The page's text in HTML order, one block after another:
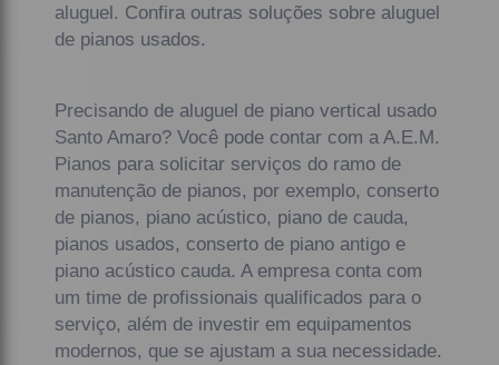
aluguel. Confira outras soluções sobre aluguel
de pianos usados.
Precisando de aluguel de piano vertical usado
Santo Amaro? Você pode contar com a A.E.M.
Pianos para solicitar serviços do ramo de
manutenção de pianos, por exemplo, conserto
de pianos, piano acústico, piano de cauda,
pianos usados, conserto de piano antigo e
piano acústico cauda. A empresa conta com
um time de profissionais qualificados para o
serviço, além de investir em equipamentos
modernos, que se ajustam a sua necessidade.